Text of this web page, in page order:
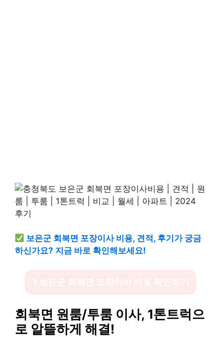
보은군 회북면 포장이사 비용, 견적, 후기가 궁금
하신가요? 지금 바로 확인해보세요!
회북면 원룸/투룸 이사, 1톤트럭으
로 알뜰하게 해결!